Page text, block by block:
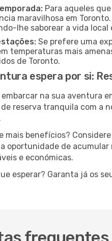
Para aqueles
maravilhosa em
lhe saborear a vida local
Se prefere uma
temperaturas mais
de Toronto.
espera por si:
na sua aventura
reserva tranquila com a
mais benefícios?
oportunidade de
e económicas.
esperar? Garanta já os